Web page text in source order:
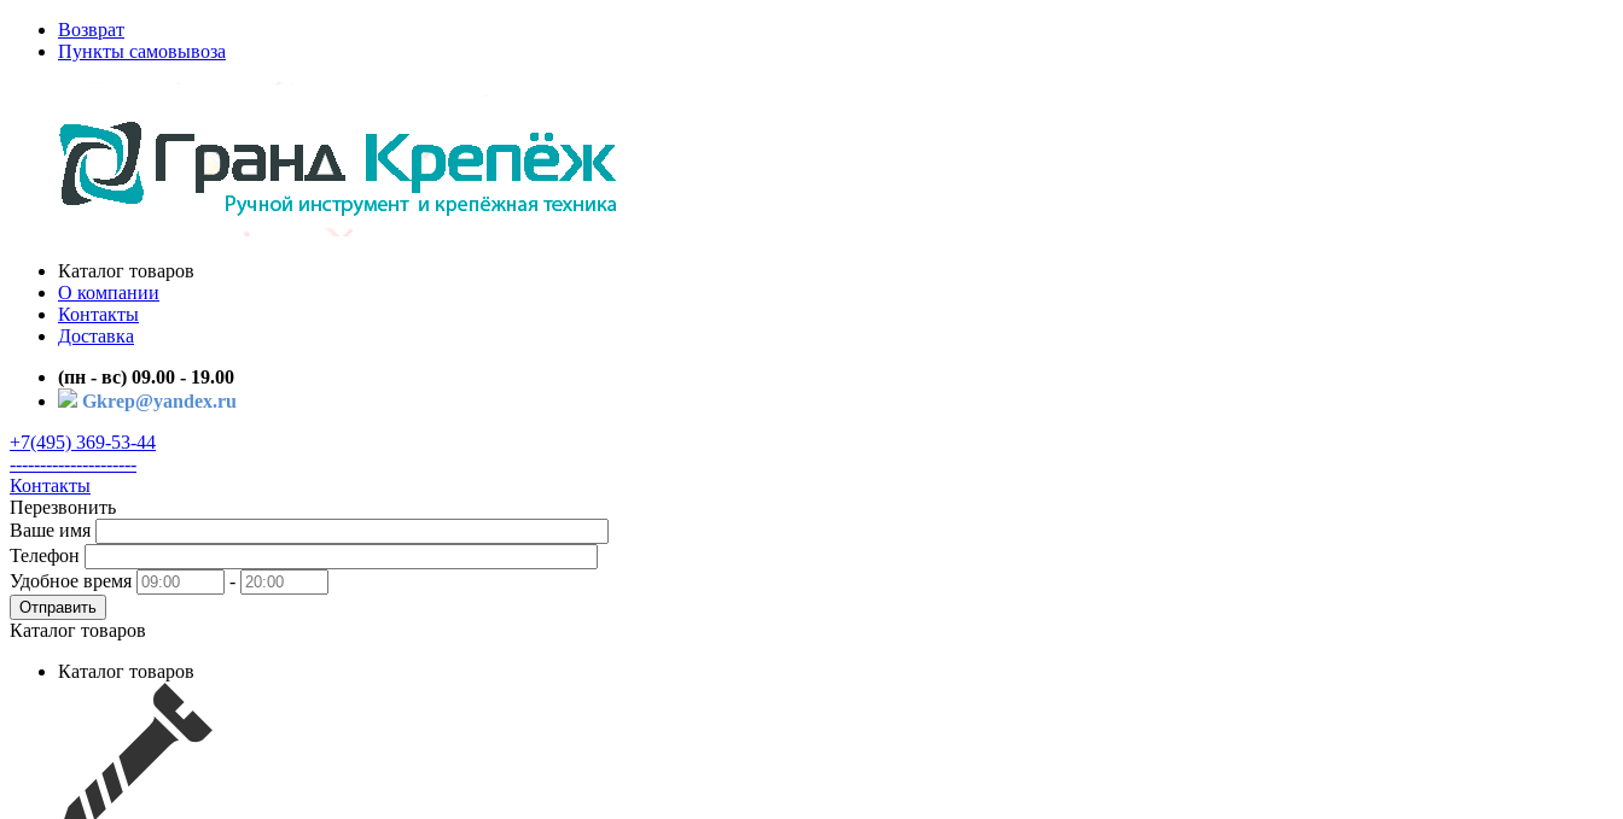
Возврат
Пункты самовывоза
Каталог товаров
О компании
Контакты
Доставка
(пн - вс) 09.00 - 19.00
Gkrep@yandex.ru
+7(495) 369-53-44
---------------------
Контакты
Перезвонить
Ваше имя
Телефон
Удобное время
-
Отправить
Каталог товаров
Каталог товаров